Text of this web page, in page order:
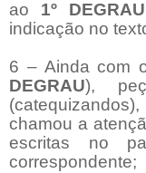
ao 1º DEGRAU
indicação no
6 – Ainda com
DEGRAU),
chamou a
escritas no
correspondente;